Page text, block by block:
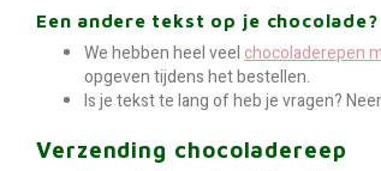
Een andere tekst op je chocolade?
We hebben heel veel chocoladerepen
opgeven tijdens het bestellen.
Is je tekst te lang of heb je vragen?
Verzending chocoladereep